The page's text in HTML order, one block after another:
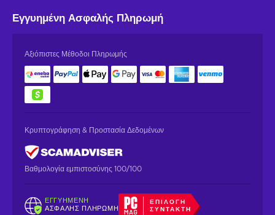
Εγγυημένη Ασφαλής Πληρωμή
Αξιόπιστες Μέθοδοι Πληρωμής
Κρυπτογράφηση & Προστασία Δεδομένων
Βαθμολογία εμπιστοσύνης 100/100
ΕΓΓΥΗΜΈΝΗ
ΑΣΦΑΛΉΣ ΠΛΗΡΩΜΉ
ΕΠΙΛΟΓΉ
ΣΥΝΤΆΚΤΗ